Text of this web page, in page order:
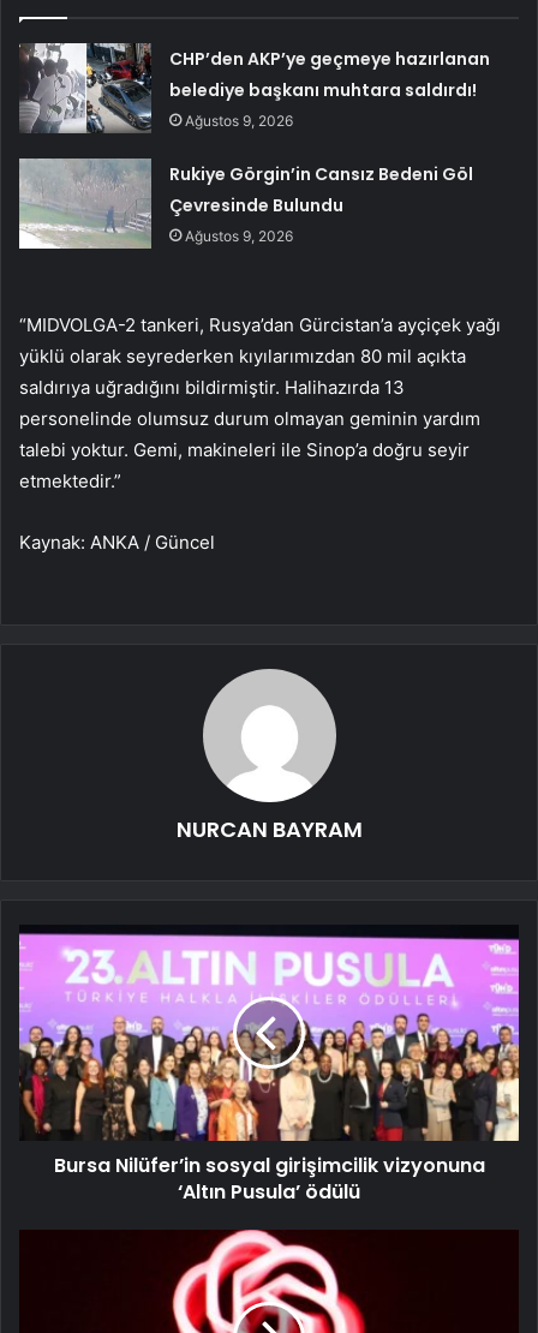
CHP’den AKP’ye geçmeye hazırlanan
belediye başkanı muhtara saldırdı!
Ağustos 9, 2026
Rukiye Görgin’in Cansız Bedeni Göl
Çevresinde Bulundu
Ağustos 9, 2026
“MIDVOLGA-2 tankeri, Rusya’dan Gürcistan’a ayçiçek yağı
yüklü olarak seyrederken kıyılarımızdan 80 mil açıkta
saldırıya uğradığını bildirmiştir. Halihazırda 13
personelinde olumsuz durum olmayan geminin yardım
talebi yoktur. Gemi, makineleri ile Sinop’a doğru seyir
etmektedir.”
Kaynak: ANKA / Güncel
NURCAN BAYRAM
Bursa Nilüfer’in sosyal girişimcilik vizyonuna
‘Altın Pusula’ ödülü